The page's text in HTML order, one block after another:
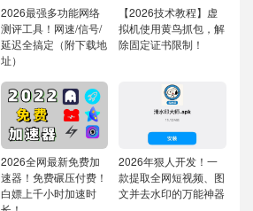
2026最强多功能网络
测评工具！网速/信号/
延迟全搞定（附下载地
址）
【2026技术教程】虚
拟机使用黄鸟抓包，解
除固定证书限制！
2026全网最新免费加
速器！免费碾压付费！
白嫖上千小时加速时
2026年狠人开发！一
款提取全网短视频、图
文并去水印的万能神器